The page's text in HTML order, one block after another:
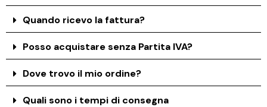
Quando ricevo la fattura?
Posso acquistare senza Partita IVA?
Dove trovo il mio ordine?
Quali sono i tempi di consegna